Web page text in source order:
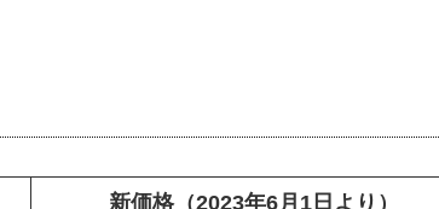
新価格（2023年6月1日より）